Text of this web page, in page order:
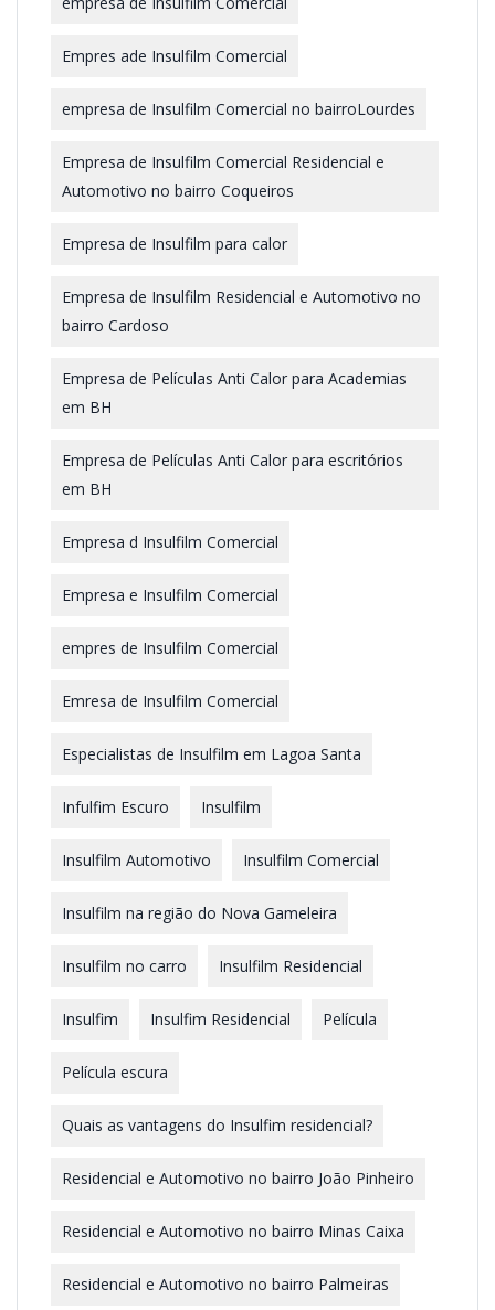
Empres ade Insulfilm Comercial
empresa de Insulfilm Comercial no bairroLourdes
Empresa de Insulfilm Comercial Residencial e
Automotivo no bairro Coqueiros
Empresa de Insulfilm para calor
Empresa de Insulfilm Residencial e Automotivo no
bairro Cardoso
Empresa de Películas Anti Calor para Academias
em BH
Empresa de Películas Anti Calor para escritórios
em BH
Empresa d Insulfilm Comercial
Empresa e Insulfilm Comercial
empres de Insulfilm Comercial
Emresa de Insulfilm Comercial
Especialistas de Insulfilm em Lagoa Santa
Infulfim Escuro Insulfilm
Insulfilm Automotivo Insulfilm Comercial
Insulfilm na região do Nova Gameleira
Insulfilm no carro Insulfilm Residencial
Insulfim Insulfim Residencial Película
Película escura
Quais as vantagens do Insulfim residencial?
Residencial e Automotivo no bairro João Pinheiro
Residencial e Automotivo no bairro Minas Caixa
Residencial e Automotivo no bairro Palmeiras